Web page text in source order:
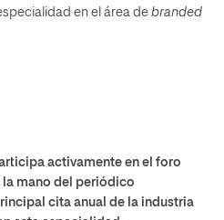
en el área de branded
activamente en el foro
mano del periódico
cita anual de la industria